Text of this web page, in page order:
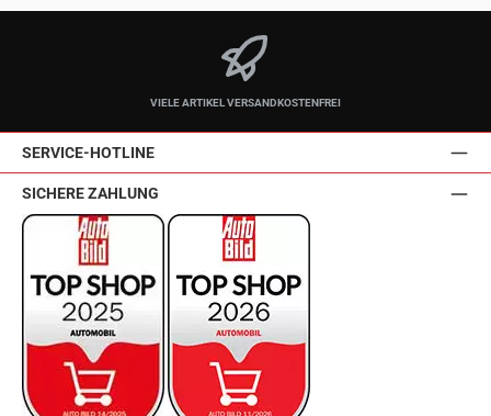
VIELE ARTIKEL VERSANDKOSTENFREI
SERVICE-HOTLINE
SICHERE ZAHLUNG